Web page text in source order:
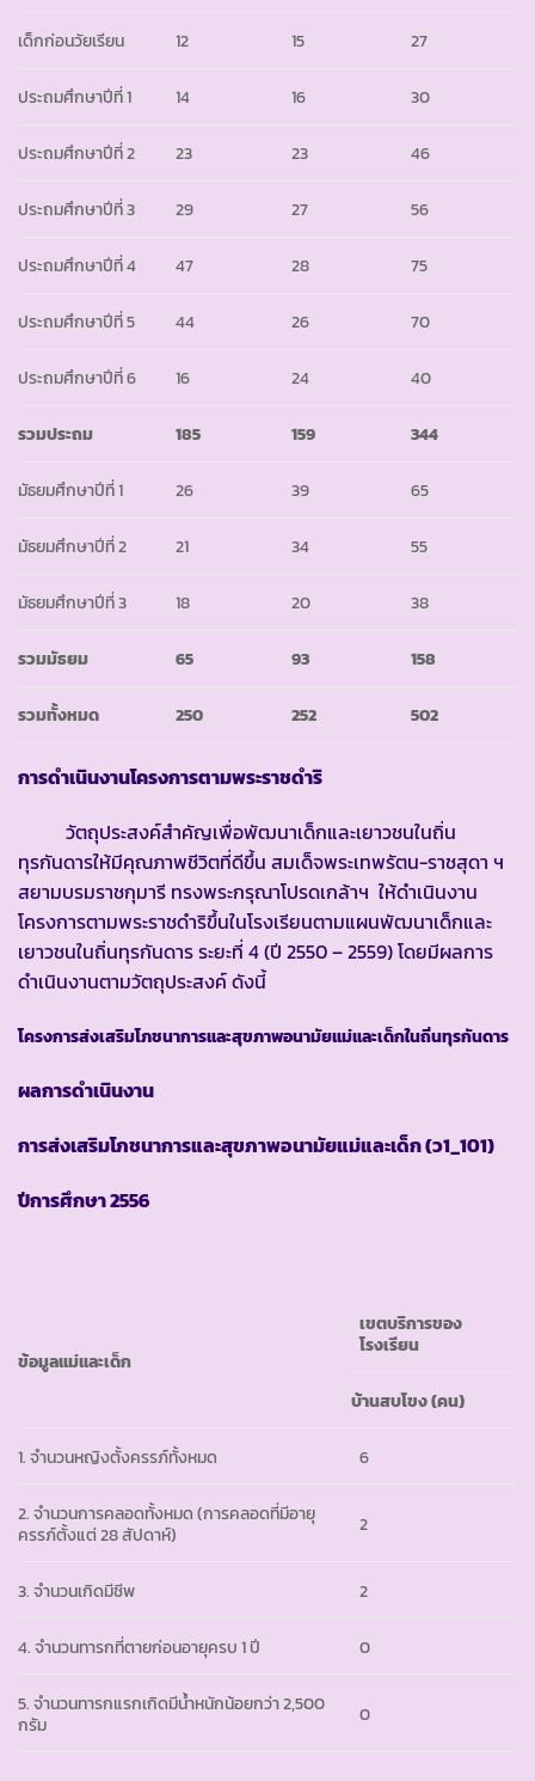
เด็กก่อนวัยเรียน 12 15 27
ประถมศึกษาปีที่ 1 14 16 30
ประถมศึกษาปีที่ 2 23 23 46
ประถมศึกษาปีที่ 3 29 27 56
ประถมศึกษาปีที่ 4 47 28 75
ประถมศึกษาปีที่ 5 44 26 70
ประถมศึกษาปีที่ 6 16 24 40
รวมประถม 185 159 344
มัธยมศึกษาปีที่ 1 26 39 65
มัธยมศึกษาปีที่ 2 21 34 55
มัธยมศึกษาปีที่ 3 18 20 38
รวมมัธยม 65 93 158
รวมทั้งหมด 250 252 502
การดำเนินงานโครงการตามพระราชดำริ
วัตถุประสงค์สำคัญเพื่อพัฒนาเด็กและเยาวชนในถิ่น
ทุรกันดารให้มีคุณภาพชีวิตที่ดีขึ้น สมเด็จพระเทพรัตน-ราชสุดา ฯ
สยามบรมราชกุมารี ทรงพระกรุณาโปรดเกล้าฯ ให้ดำเนินงาน
โครงการตามพระราชดำริขึ้นในโรงเรียนตามแผนพัฒนาเด็กและ
เยาวชนในถิ่นทุรกันดาร ระยะที่ 4 (ปี 2550 – 2559) โดยมีผลการ
ดำเนินงานตามวัตถุประสงค์ ดังนี้
โครงการส่งเสริมโภชนาการและสุขภาพอนามัยแม่และเด็กในถิ่นทุรกันดาร
ผลการดำเนินงาน
การส่งเสริมโภชนาการและสุขภาพอนามัยแม่และเด็ก(ว1_101)
ปีการศึกษา2556
ข้อมูลแม่และเด็ก
เขตบริการของ
โรงเรียน
บ้านสบโขง(คน)
1. จำนวนหญิงตั้งครรภ์ทั้งหมด 6
2. จำนวนการคลอดทั้งหมด (การคลอดที่มีอายุ
ครรภ์ตั้งแต่ 28 สัปดาห์)
2
3. จำนวนเกิดมีชีพ 2
4. จำนวนทารกที่ตายก่อนอายุครบ 1 ปี 0
5. จำนวนทารกแรกเกิดมีน้ำหนักน้อยกว่า 2,500
กรัม
0